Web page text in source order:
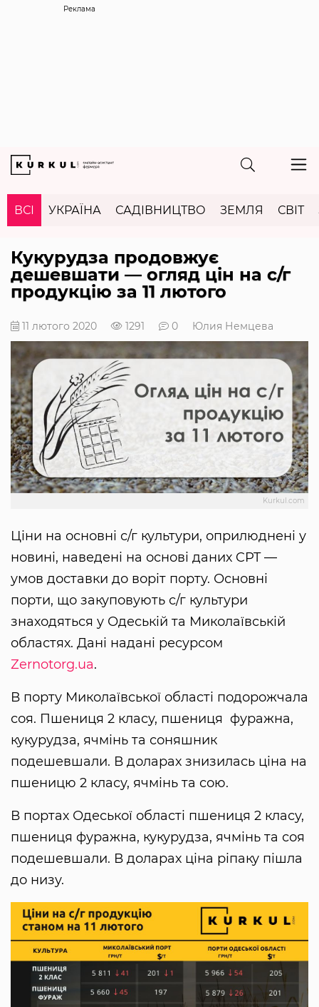
Реклама
ВСІ УКРАЇНА САДІВНИЦТВО ЗЕМЛЯ СВІТ
Кукурудза продовжує
дешевшати — огляд цін на с/г
продукцію за 11 лютого
11 лютого 2020 1291 0 Юлия Немцева
Kurkul.com
Ціни на основні с/г культури, оприлюднені у
новині, наведені на основі даних CPT —
умов доставки до воріт порту. Основні
порти, що закуповують с/г культури
знаходяться у Одеській та Миколаївській
областях. Дані надані ресурсом
Zernotorg.ua.
В порту Миколаївської області подорожчала
соя. Пшениця 2 класу, пшениця фуражна,
кукурудза, ячмінь та соняшник
подешевшали. В доларах знизилась ціна на
пшеницю 2 класу, ячмінь та сою.
В портах Одеської області пшениця 2 класу,
пшениця фуражна, кукурудза, ячмінь та соя
подешевшали. В доларах ціна ріпаку пішла
до низу.